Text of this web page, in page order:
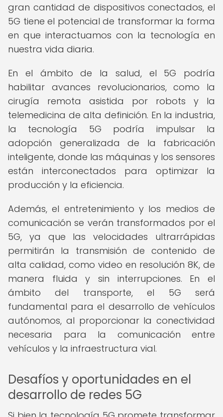
gran cantidad de dispositivos conectados, el
5G tiene el potencial de transformar la forma
en que interactuamos con la tecnología en
nuestra vida diaria.
En el ámbito de la salud, el 5G podría
habilitar avances revolucionarios, como la
cirugía remota asistida por robots y la
telemedicina de alta definición. En la industria,
la tecnología 5G podría impulsar la
adopción generalizada de la fabricación
inteligente, donde las máquinas y los sensores
están interconectados para optimizar la
producción y la eficiencia.
Además, el entretenimiento y los medios de
comunicación se verán transformados por el
5G, ya que las velocidades ultrarrápidas
permitirán la transmisión de contenido de
alta calidad, como video en resolución 8K, de
manera fluida y sin interrupciones. En el
ámbito del transporte, el 5G será
fundamental para el desarrollo de vehículos
autónomos, al proporcionar la conectividad
necesaria para la comunicación entre
vehículos y la infraestructura vial.
Desafíos y oportunidades en el
desarrollo de redes 5G